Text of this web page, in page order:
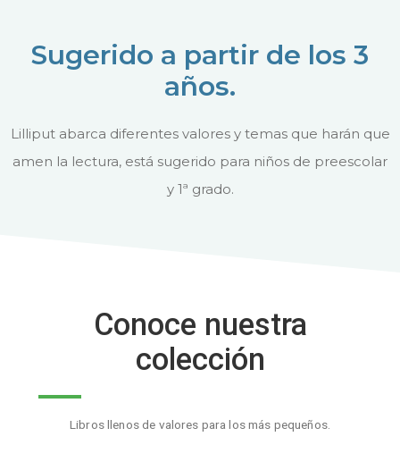
Sugerido a partir de los 3
años.
Lilliput abarca diferentes valores y temas que harán que
amen la lectura, está sugerido para niños de preescolar
y 1ª grado.
Conoce nuestra
colección
Libros llenos de valores para los más pequeños.